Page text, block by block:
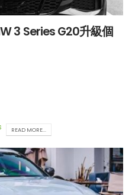
3 Series G20升級個
READ MORE...